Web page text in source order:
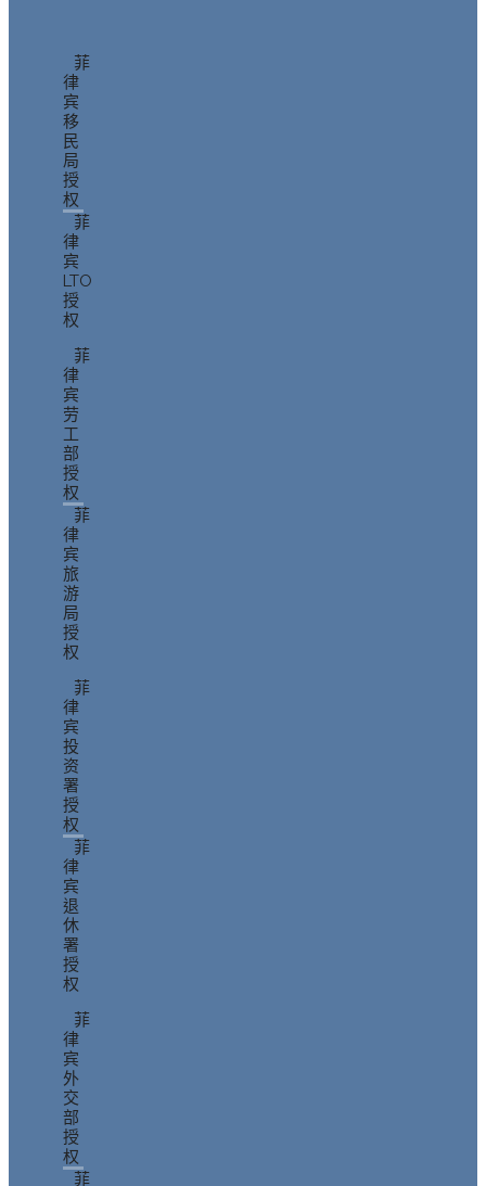
菲
律
宾
移
民
局
授
权
菲
律
宾
LTO
授
权
菲
律
宾
劳
工
部
授
权
菲
律
宾
旅
游
局
授
权
菲
律
宾
投
资
署
授
权
菲
律
宾
退
休
署
授
权
菲
律
宾
外
交
部
授
权
菲